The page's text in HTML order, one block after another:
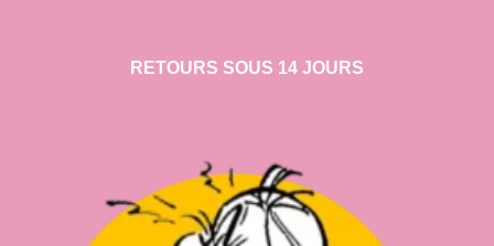
RETOURS SOUS 14 JOURS